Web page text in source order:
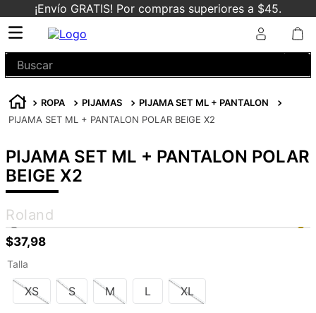
¡Envío GRATIS! Por compras superiores a $45.
Buscar
ROPA PIJAMAS
PIJAMA SET ML + PANTALON
PIJAMA SET ML + PANTALON POLAR BEIGE X2
PIJAMA SET ML + PANTALON POLAR
BEIGE X2
Roland
$37,98
Talla
XS S M L XL